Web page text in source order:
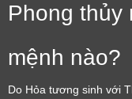
Phong thủy
mệnh nào?
Do Hỏa tương sinh với